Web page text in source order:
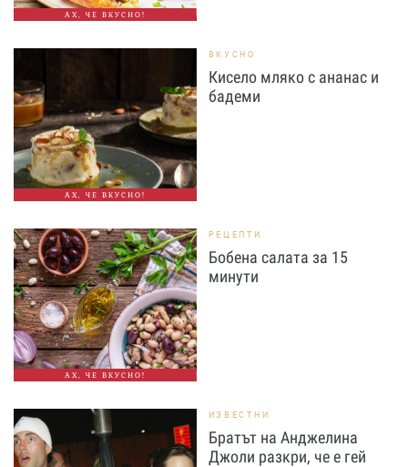
АХ, ЧЕ ВКУСНО!
АХ, ЧЕ ВКУСНО!
ВКУСНО
Кисело мляко с ананас и
бадеми
АХ, ЧЕ ВКУСНО!
РЕЦЕПТИ
Бобена салата за 15
минути
ИЗВЕСТНИ
Братът на Анджелина
Джоли разкри, че е гей